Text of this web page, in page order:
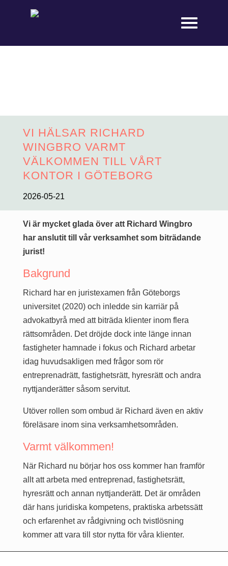
VI HÄLSAR RICHARD
WINGBRO VARMT
VÄLKOMMEN TILL VÅRT
KONTOR I GÖTEBORG
2026-05-21
Vi är mycket glada över att Richard Wingbro
har anslutit till vår verksamhet som biträdande
jurist!
Bakgrund
Richard har en juristexamen från Göteborgs
universitet (2020) och inledde sin karriär på
advokatbyrå med att biträda klienter inom flera
rättsområden. Det dröjde dock inte länge innan
fastigheter hamnade i fokus och Richard arbetar
idag huvudsakligen med frågor som rör
entreprenadrätt, fastighetsrätt, hyresrätt och andra
nyttjanderätter såsom servitut.
Utöver rollen som ombud är Richard även en aktiv
föreläsare inom sina verksamhetsområden.
Varmt välkommen!
När Richard nu börjar hos oss kommer han framför
allt att arbeta med entreprenad, fastighetsrätt,
hyresrätt och annan nyttjanderätt. Det är områden
där hans juridiska kompetens, praktiska arbetssätt
och erfarenhet av rådgivning och tvistlösning
kommer att vara till stor nytta för våra klienter.